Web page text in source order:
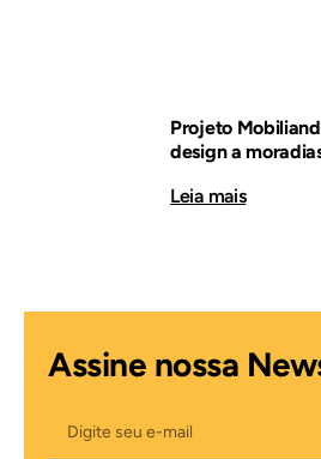
Projeto
design a
Leia mais
Assine nossa